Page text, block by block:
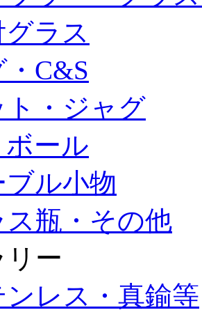
グラス
・C&S
ト・ジャグ
ボール
ブル小物
ス瓶・その他
リー
ンレス・真鍮等